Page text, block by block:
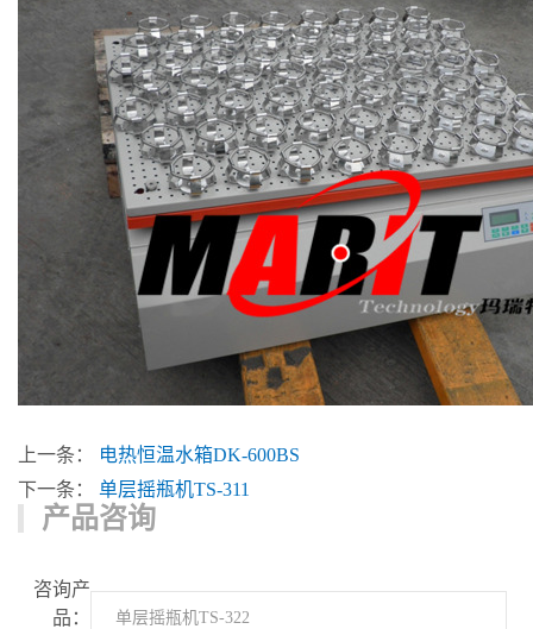
上一条：
电热恒温水箱DK-600BS
下一条： 单层摇瓶机TS-311
产品咨询
咨询产
品：